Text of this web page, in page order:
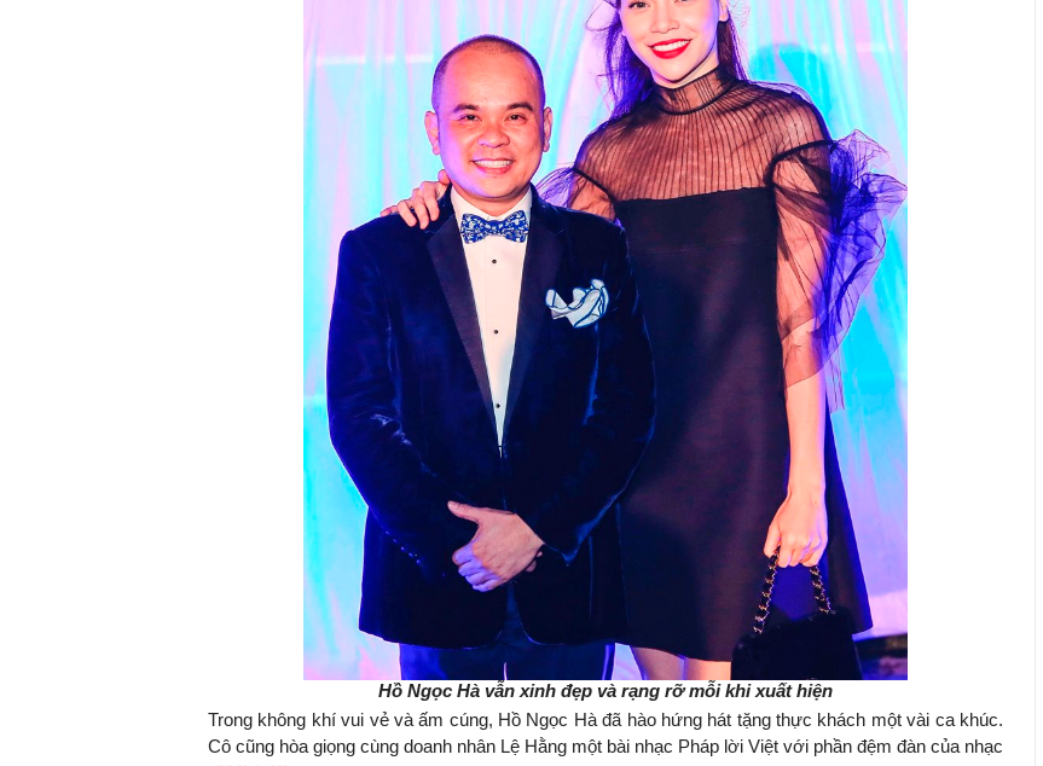
Hồ Ngọc Hà vẫn xinh đẹp và rạng rỡ mỗi khi xuất hiện
Trong không khí vui vẻ và ấm cúng, Hồ Ngọc Hà đã hào hứng hát tặng thực khách một vài ca khúc.
Cô cũng hòa giọng cùng doanh nhân Lệ Hằng một bài nhạc Pháp lời Việt với phần đệm đàn của nhạc
TS. Nguyễn Đức Độ - Phó Viện trưởng
Viện Kinh tế Tài chính
"Có rất nhiều việc phải làm
ngay từ bây giờ và trên thực tế
đang được tiến hành như tăng
đầu tư cho khoa học công
nghệ; ban hành các cơ chế
khuyến khích đổi mới sáng tạo,
khởi nghiệp..."
Việc sử dụng hiệu quả chính
sách tài khóa không chỉ mang ý
nghĩa hỗ trợ ngắn hạn mà còn
đóng vai trò tạo nền tảng cho
tăng trưởng bền vững dài hạn.